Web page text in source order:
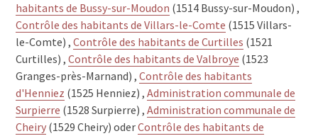
habitants de Bussy-sur-Moudon (1514 Bussy-sur-Moudon) ,
Contrôle des habitants de Villars-le-Comte (1515 Villars-
le-Comte) ,Contrôle des habitants de Curtilles (1521
Curtilles) ,Contrôle des habitants de Valbroye (1523
Granges-près-Marnand) ,Contrôle des habitants
d'Henniez (1525 Henniez) ,Administration communale de
Surpierre (1528 Surpierre) ,Administration communale de
Cheiry (1529 Cheiry) oderContrôle des habitants de